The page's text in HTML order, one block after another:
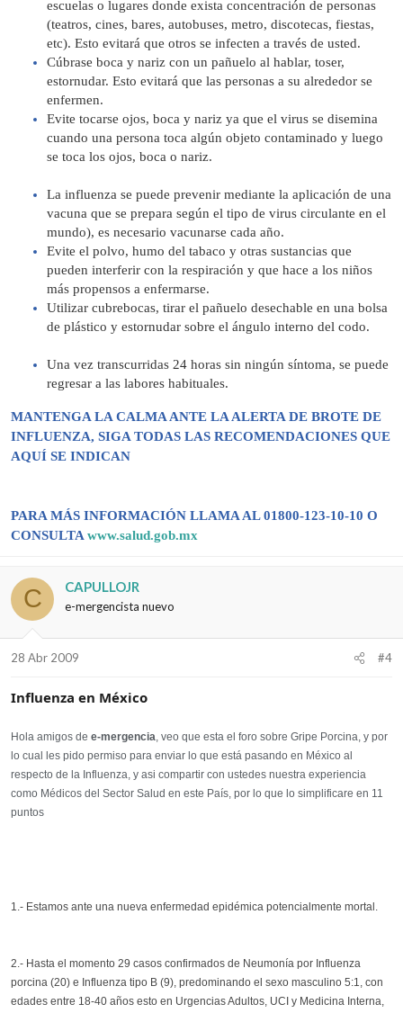
escuelas o lugares donde exista concentración de personas
(teatros, cines, bares, autobuses, metro, discotecas, fiestas,
etc). Esto evitará que otros se infecten a través de usted.
Cúbrase boca y nariz con un pañuelo al hablar, toser,
estornudar. Esto evitará que las personas a su alrededor se
enfermen.
Evite tocarse ojos, boca y nariz ya que el virus se disemina
cuando una persona toca algún objeto contaminado y luego
se toca los ojos, boca o nariz.
La influenza se puede prevenir mediante la aplicación de una
vacuna que se prepara según el tipo de virus circulante en el
mundo), es necesario vacunarse cada año.
Evite el polvo, humo del tabaco y otras sustancias que
pueden interferir con la respiración y que hace a los niños
más propensos a enfermarse.
Utilizar cubrebocas, tirar el pañuelo desechable en una bolsa
de plástico y estornudar sobre el ángulo interno del codo.
Una vez transcurridas 24 horas sin ningún síntoma, se puede
regresar a las labores habituales.
MANTENGA LA CALMA ANTE LA ALERTA DE BROTE DE
INFLUENZA, SIGA TODAS LAS RECOMENDACIONES QUE
AQUÍ SE INDICAN
PARA MÁS INFORMACIÓN LLAMA AL 01800-123-10-10 O
CONSULTA www.salud.gob.mx
C CAPULLOJR
e-mergencista nuevo
28 Abr 2009 #4
Influenza en México
Hola amigos de e-mergencia, veo que esta el foro sobre Gripe Porcina, y por
lo cual les pido permiso para enviar lo que está pasando en México al
respecto de la Influenza, y asi compartir con ustedes nuestra experiencia
como Médicos del Sector Salud en este País, por lo que lo simplificare en 11
puntos
1.- Estamos ante una nueva enfermedad epidémica potencialmente mortal.
2.- Hasta el momento 29 casos confirmados de Neumonía por Influenza
porcina (20) e Influenza tipo B (9), predominando el sexo masculino 5:1, con
edades entre 18-40 años esto en Urgencias Adultos, UCI y Medicina Interna,